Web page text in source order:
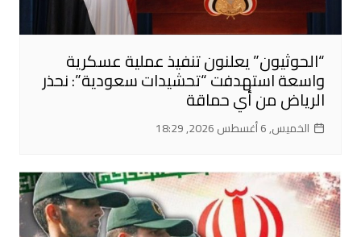
“الحوثيون” يعلنون تنفيذ عملية عسكرية
واسعة استهدفت “تحشيدات سعودية”: نحذر
الرياض من أي حماقة
الخميس, 6 أغسطس 2026, 18:29